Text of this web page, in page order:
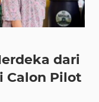
dari
Calon Pilot